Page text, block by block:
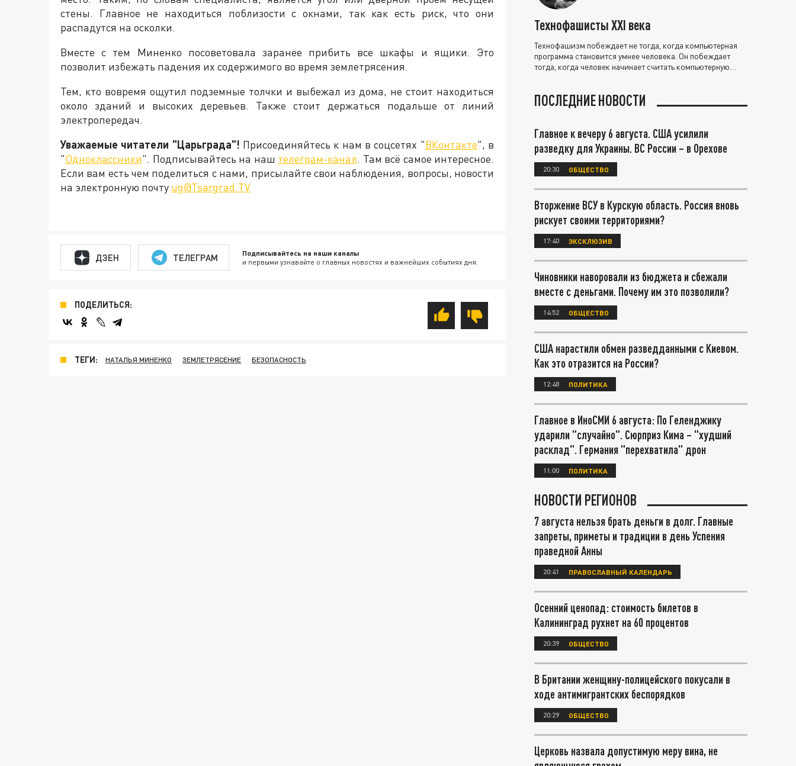
стены. Главное не находиться поблизости с окнами, так как есть риск, что они
распадутся на осколки.
Вместе с тем Миненко посоветовала заранее прибить все шкафы и ящики. Это
позволит избежать падения их содержимого во время землетрясения.
Тем, кто вовремя ощутил подземные толчки и выбежал из дома, не стоит находиться
около зданий и высоких деревьев. Также стоит держаться подальше от линий
электропередач.
Уважаемые читатели "Царьграда"! Присоединяйтесь к нам в соцсетях "ВКонтакте", в
"Одноклассники". Подписывайтесь на наш телеграм-канал. Там всё самое интересное.
Если вам есть чем поделиться с нами, присылайте свои наблюдения, вопросы, новости
на электронную почту ug@Tsargrad.TV
ДЗЕН ТЕЛЕГРАМ Подписывайтесь на наши каналы
и первыми узнавайте о главных новостях и важнейших событиях дня.
ПОДЕЛИТЬСЯ:
ТЕГИ: НАТАЛЬЯ МИНЕНКО ЗЕМЛЕТРЯСЕНИЕ БЕЗОПАСНОСТЬ
Технофашисты XXI века
Технофашизм побеждает не тогда, когда компьютерная
программа становится умнее человека. Он побеждает
тогда, когда человек начинает считать компьютерную
ПОСЛЕДНИЕ НОВОСТИ
Главное к вечеру 6 августа. США усилили
разведку для Украины. ВС России – в Орехове
20:30 ОБЩЕСТВО
Вторжение ВСУ в Курскую область. Россия вновь
рискует своими территориями?
17:40 ЭКСКЛЮЗИВ
Чиновники наворовали из бюджета и сбежали
вместе с деньгами. Почему им это позволили?
14:52 ОБЩЕСТВО
США нарастили обмен разведданными с Киевом.
Как это отразится на России?
12:48 ПОЛИТИКА
Главное в ИноСМИ 6 августа: По Геленджику
ударили "случайно". Сюрприз Кима – "худший
расклад". Германия "перехватила" дрон
11:00 ПОЛИТИКА
НОВОСТИ РЕГИОНОВ
7 августа нельзя брать деньги в долг. Главные
запреты, приметы и традиции в день Успения
праведной Анны
20:41 ПРАВОСЛАВНЫЙ КАЛЕНДАРЬ
Осенний ценопад: стоимость билетов в
Калининград рухнет на 60 процентов
20:39 ОБЩЕСТВО
В Британии женщину-полицейского покусали в
ходе антимигрантских беспорядков
20:29 ОБЩЕСТВО
Церковь назвала допустимую меру вина, не